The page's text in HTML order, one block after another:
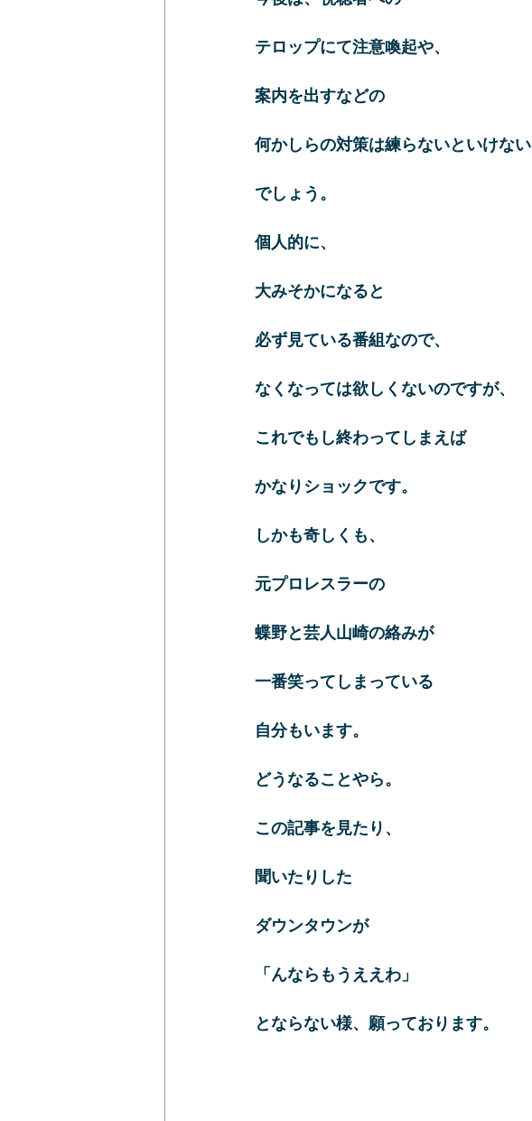
テロップにて注意喚起や、
案内を出すなどの
何かしらの対策は練らないといけない
でしょう。
個人的に、
大みそかになると
必ず見ている番組なので、
なくなっては欲しくないのですが、
これでもし終わってしまえば
かなりショックです。
しかも奇しくも、
元プロレスラーの
蝶野と芸人山崎の絡みが
一番笑ってしまっている
自分もいます。
どうなることやら。
この記事を見たり、
聞いたりした
ダウンタウンが
「んならもうええわ」
とならない様、願っております。